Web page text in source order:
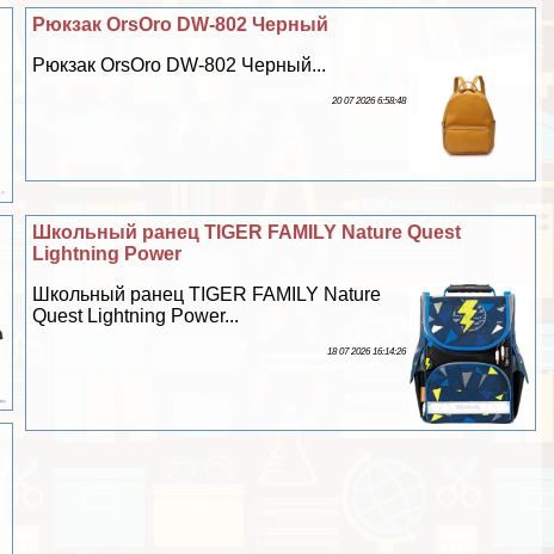
Рюкзак OrsOro DW-802 Черный
Рюкзак OrsOro DW-802 Черный...
20 07 2026 6:58:48
Школьный ранец TIGER FAMILY Nature Quest
Lightning Power
Школьный ранец TIGER FAMILY Nature
Quest Lightning Power...
18 07 2026 16:14:26